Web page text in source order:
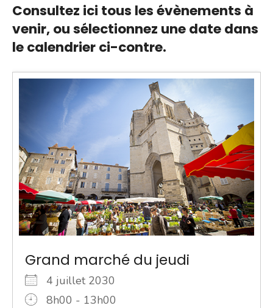
Consultez ici tous les évènements à
venir,ou sélectionnez une date dans
le calendrier ci-contre.
Grand marché du jeudi
4 juillet 2030
8h00 - 13h00